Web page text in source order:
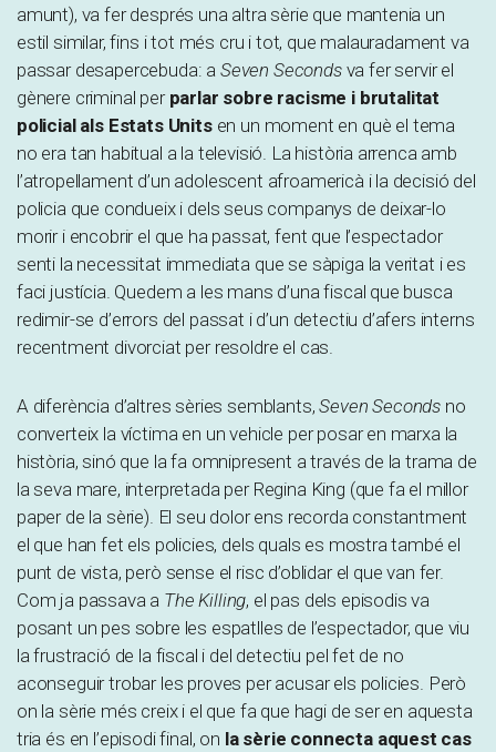
amunt), va fer després una altra sèrie que mantenia un
estil similar, fins i tot més cru i tot, que malauradament va
passar desapercebuda: a Seven Secondsva fer servir el
gènere criminal per parlar sobre racisme i brutalitat
policial als Estats Unitsen un moment en què el tema
no era tan habitual a la televisió. La història arrenca amb
l’atropellament d’un adolescent afroamericà i la decisió del
policia que condueix i dels seus companys de deixar-lo
morir i encobrir el que ha passat, fent que l’espectador
senti la necessitat immediata que se sàpiga la veritat i es
faci justícia. Quedem a les mans d’una fiscal que busca
redimir-se d’errors del passat i d’un detectiu d’afers interns
recentment divorciat per resoldre el cas.
A diferència d’altres sèries semblants,Seven Seconds no
converteix la víctima en un vehicle per posar en marxa la
història, sinó que la fa omnipresent a través de la trama de
la seva mare, interpretada per Regina King (que fa el millor
paper de la sèrie). El seu dolor ens recorda constantment
el que han fet els policies, dels quals es mostra també el
punt de vista, però sense el risc d’oblidar el que van fer.
Com ja passava a The Killing, el pas dels episodis va
posant un pes sobre les espatlles de l’espectador, que viu
la frustració de la fiscal i del detectiu pel fet de no
aconseguir trobar les proves per acusar els policies. Però
on la sèrie més creix i el que fa que hagi de ser en aquesta
tria és en l’episodi final, on la sèrie connecta aquest cas